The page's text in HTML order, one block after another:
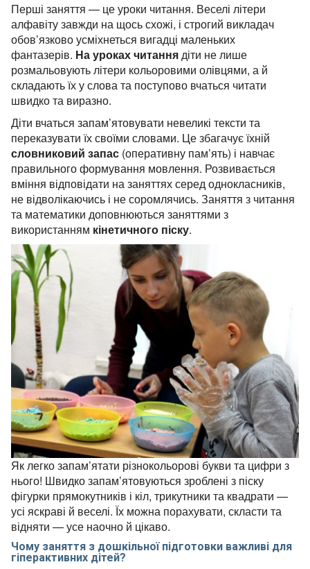
Перші заняття — це уроки читання. Веселі літери
алфавіту завжди на щось схожі, і строгий викладач
обов’язково усміхнеться вигадці маленьких
фантазерів. На уроках читаннядіти не лише
розмальовують літери кольоровими олівцями, а й
складають їх у слова та поступово вчаться читати
швидко та виразно.
Діти вчаться запам’ятовувати невеликі тексти та
переказувати їх своїми словами. Це збагачує їхній
словниковий запас (оперативну пам’ять) і навчає
правильного формування мовлення. Розвивається
вміння відповідати на заняттях серед однокласників,
не відволікаючись і не соромлячись. Заняття з читання
та математики доповнюються заняттями з
використанням кінетичного піску.
Як легко запам’ятати різнокольорові букви та цифри з
нього! Швидко запам’ятовуються зроблені з піску
фігурки прямокутників і кіл, трикутники та квадрати —
усі яскраві й веселі. Їх можна порахувати, скласти та
відняти — усе наочно й цікаво.
Чому заняття з дошкільної підготовки важливі для
гіперактивних дітей?